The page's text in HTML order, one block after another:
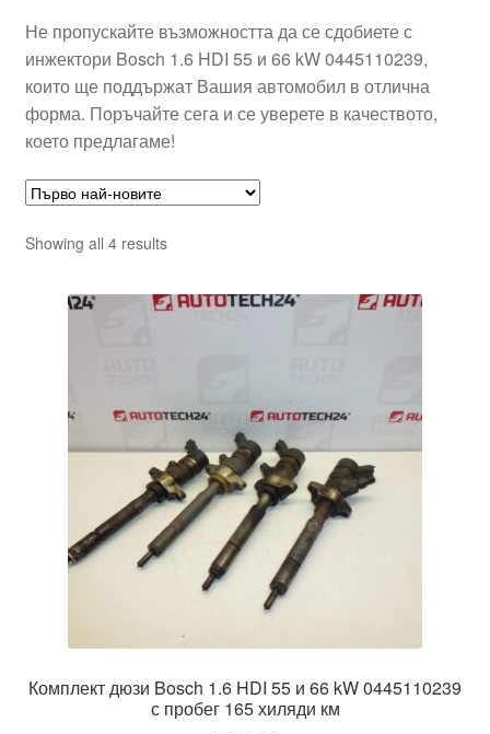
Разгледайте
Транспорт
Не пропускайте възможността да се сдобиете с
инжектори Bosch 1.6 HDI 55 и 66 kW 0445110239,
които ще поддържат Вашия автомобил в отлична
форма. Поръчайте сега и се уверете в качеството,
което предлагаме!
Showing all 4 resultsSorted
latest
Комплект дюзи Bosch 1.6 HDI 55 и 66 kW 0445110239
с пробег 165 хиляди км